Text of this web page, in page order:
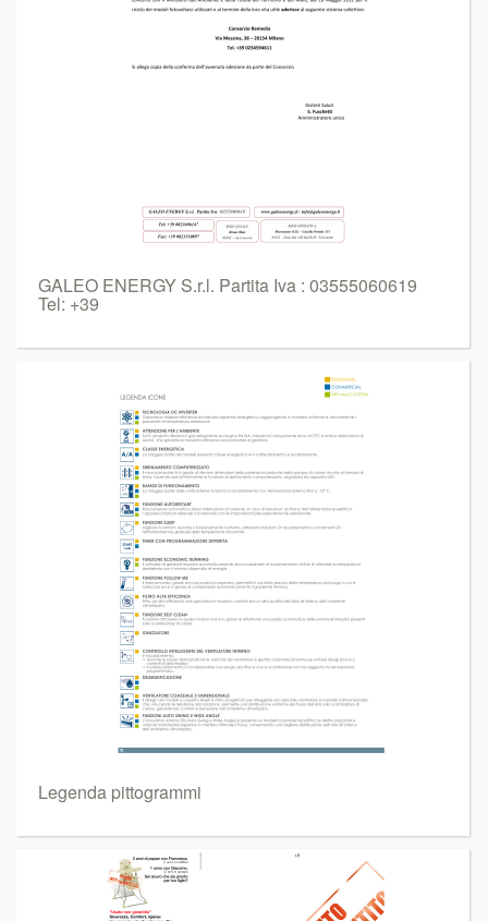
GALEO ENERGY S.r.l. Partita Iva : 03555060619
Tel: +39
Legenda pittogrammi